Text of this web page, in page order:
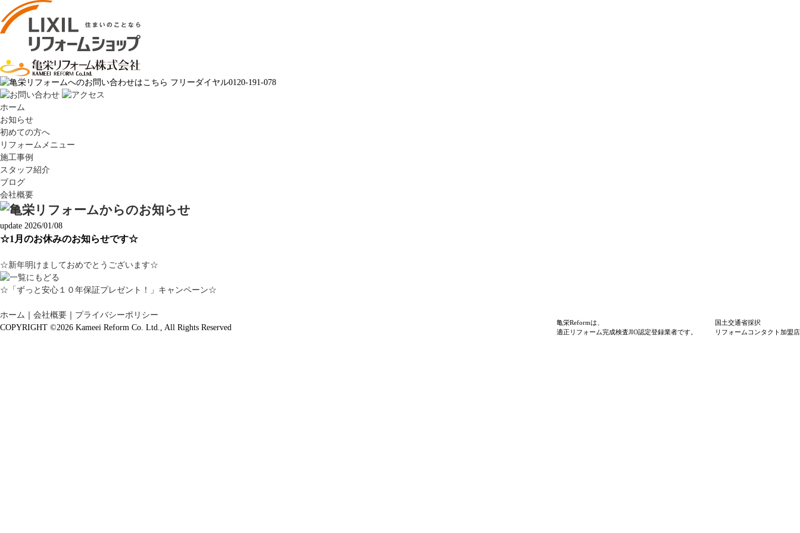
ホーム
お知らせ
初めての方へ
リフォームメニュー
施工事例
スタッフ紹介
ブログ
会社概要
update 2026/01/08
☆1月のお休みのお知らせです☆
☆新年明けましておめでとうございます☆
☆「ずっと安心１０年保証プレゼント！」キャンペーン☆
ホーム 会社概要
プライバシーポリシー
COPYRIGHT ©2026 Kameei Reform Co. Ltd., All Rights Reserved
亀栄Reformは、
適正リフォーム完成検査JIO認定登録業者です。
国土交通省採択
リフォームコンタクト加盟店